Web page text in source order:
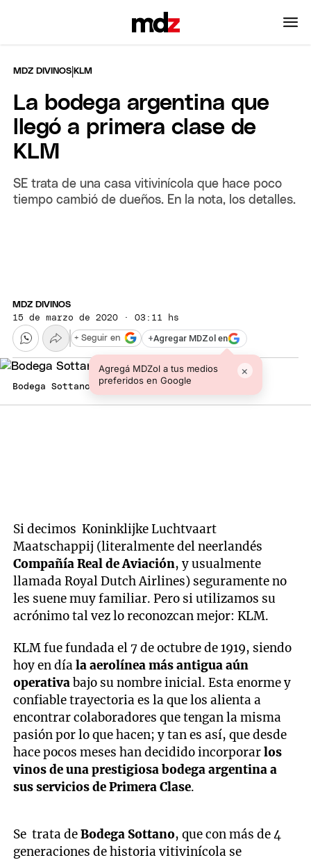
MDZ DIVINOS |KLM
La bodega argentina que
llegó a primera clase de
KLM
SE trata de una casa vitivinícola que hace poco
tiempo cambió de dueños. En la nota, los detalles.
MDZ DIVINOS
15 de marzo de 2020 · 03:11 hs
+Agregar MDZol en
Agregá MDZol a tus medios
preferidos en Google
×
+ Seguir en
Bodega Sottano.
Si decimos Koninklijke Luchtvaart
Maatschappij (literalmente del neerlandés
Compañía Real de Aviación, y usualmente
llamada Royal Dutch Airlines) seguramente no
les suene muy familiar. Pero si utilizamos su
acrónimo tal vez lo reconozcan mejor: KLM.
KLM fue fundada el 7 de octubre de 1919, siendo
hoy en díala aerolínea más antigua aún
operativabajo su nombre inicial. Esta enorme y
confiable trayectoria es la que los alienta a
encontrar colaboradores que tengan la misma
pasión por lo que hacen; y tan es así, que desde
hace pocos meses han decidido incorporarlos
vinos de una prestigiosa bodega argentina a
sus servicios de Primera Clase.
Se trata deBodega Sottano, que con más de 4
generaciones de historia vitivinícola se